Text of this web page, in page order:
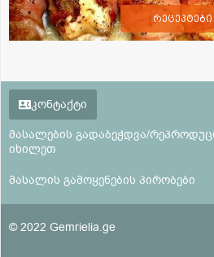
რეცეპტები
კონტაქტი
მასალების გადაბეჭდვა/
იხილეთ
მასალის გამოყენების პირობები
© 2022 Gemrielia.ge